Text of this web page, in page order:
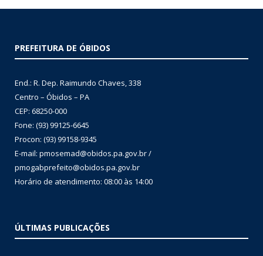
PREFEITURA DE ÓBIDOS
End.: R. Dep. Raimundo Chaves, 338
Centro – Óbidos – PA
CEP: 68250-000
Fone: (93) 99125-6645
Procon: (93) 99158-9345
E-mail: pmosemad@obidos.pa.gov.br /
pmogabprefeito@obidos.pa.gov.br
Horário de atendimento: 08:00 às 14:00
ÚLTIMAS PUBLICAÇÕES